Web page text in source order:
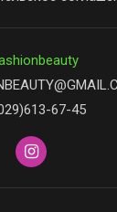
67-45